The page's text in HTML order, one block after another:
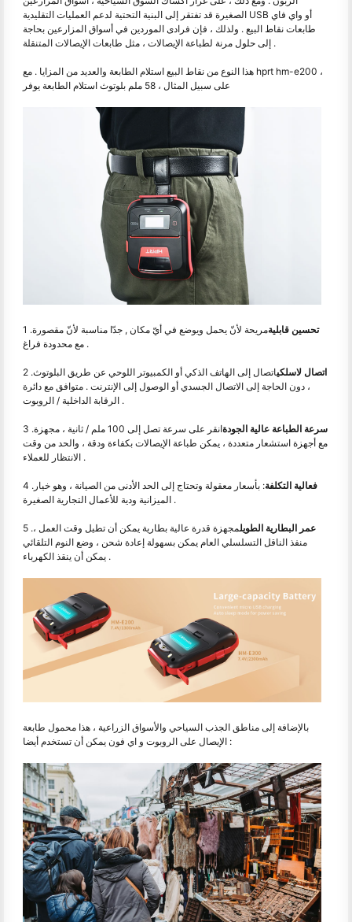
الصغيرة قد تفتقر إلى البنية التحتية لدعم العمليات التقليدية USB أو واي فاي
طابعات نقاط البيع . ولذلك ، فإن فرادى الموردين في أسواق المزارعين بحاجة
إلى حلول مرنة لطباعة الإيصالات ، مثل طابعات الإيصالات المتنقلة .
هذا النوع من نقاط البيع استلام الطابعة والعديد من المزايا . مع hprt hm-e200 ،
على سبيل المثال ، 58 ملم بلوتوث استلام الطابعة يوفر
1 . تحسين قابليةمريحة لأنّ يحمل ويوضع في أيّ مكان , جدّا مناسبة لأنّ مقصورة
مع محدودة فراغ .
2 . اتصال لاسلكياتصال إلى الهاتف الذكي أو الكمبيوتر اللوحي عن طريق البلوتوث
، دون الحاجة إلى الاتصال الجسدي أو الوصول إلى الإنترنت . متوافق مع دائرة
الرقابة الداخلية / الروبوت .
3 . سرعة الطباعة عالية الجودة
انقر على سرعة تصل إلى 100 ملم / ثانية ، مجهزة
مع أجهزة استشعار متعددة ، يمكن طباعة الإيصالات بكفاءة ودقة ، والحد من وقت
الانتظار للعملاء .
4 . فعالية التكلفة: بأسعار معقولة وتحتاج إلى الحد الأدنى من الصيانة ، وهو خيار
الميزانية ودية للأعمال التجارية الصغيرة .
5 . عمر البطارية الطويلمجهزة قدرة عالية بطارية يمكن أن تطيل وقت العمل ،
منفذ الناقل التسلسلي العام يمكن بسهولة إعادة شحن ، وضع النوم التلقائي
يمكن أن ينقذ الكهرباء .
بالإضافة إلى مناطق الجذب السياحي والأسواق الزراعية ، هذا محمول طابعة
الإيصال على الروبوت و اي فون يمكن أن تستخدم أيضا :